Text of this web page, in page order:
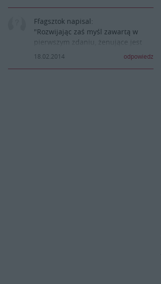
Ffagsztok napisal:
"Rozwijając zaś myśl zawartą w
pierwszym zdaniu, żenujące jest
czepianie się młodych ludzi za
18.02.2014 odpowiedz